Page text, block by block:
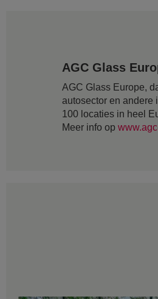
AGC Glass
AGC Glass Europe,
autosector en andere
100 locaties in heel
Meer info op